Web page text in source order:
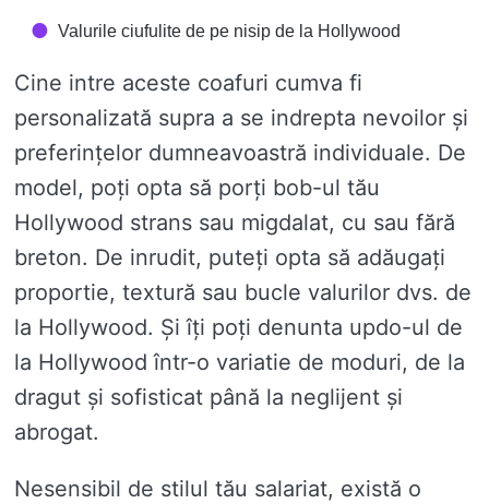
Valurile ciufulite de pe nisip de la Hollywood
Cine intre aceste coafuri cumva fi
personalizată supra a se indrepta nevoilor și
preferințelor dumneavoastră individuale. De
model, poți opta să porți bob-ul tău
Hollywood strans sau migdalat, cu sau fără
breton. De inrudit, puteți opta să adăugați
proportie, textură sau bucle valurilor dvs. de
la Hollywood. Și îți poți denunta updo-ul de
la Hollywood într-o variatie de moduri, de la
dragut și sofisticat până la neglijent și
abrogat.
Nesensibil de stilul tău salariat, există o